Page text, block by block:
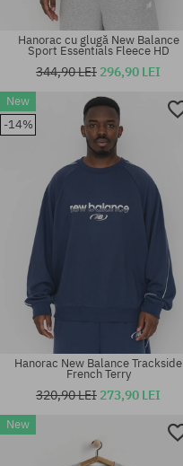
Mărimi existente:
M
Mărimi existente:
Hanorac cu glugă New Balance
Sport Essentials Fleece HD
344,90 LEI 296,90 LEI
New
-14%
Hanorac New Balance Trackside
French Terry
320,90 LEI 273,90 LEI
New